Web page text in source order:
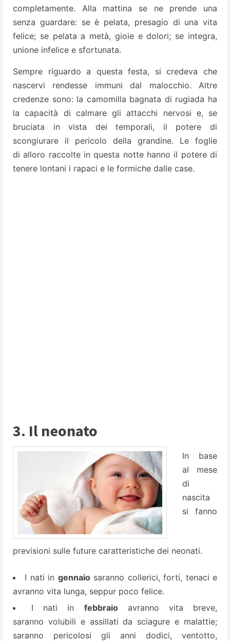
completamente. Alla mattina se ne prende una
senza guardare: se è pelata, presagio di una vita
felice; se pelata a metà, gioie e dolori; se integra,
unione infelice e sfortunata.
Sempre riguardo a questa festa, si credeva che
nascervi rendesse immuni dal malocchio. Altre
credenze sono: la camomilla bagnata di rugiada ha
la capacità di calmare gli attacchi nervosi e, se
bruciata in vista dei temporali, il potere di
scongiurare il pericolo della grandine. Le foglie
di alloro raccolte in questa notte hanno il potere di
tenere lontani i rapaci e le formiche dalle case.
3. Il neonato
In base
al mese
di
nascita
si fanno
previsioni sulle future caratteristiche dei neonati.
I nati in gennaiosaranno collerici, forti, tenaci e
avranno vita lunga, seppur poco felice.
I nati in febbraioavranno vita breve,
saranno volubili e assillati da sciagure e malattie;
saranno pericolosi gli anni dodici, ventotto,